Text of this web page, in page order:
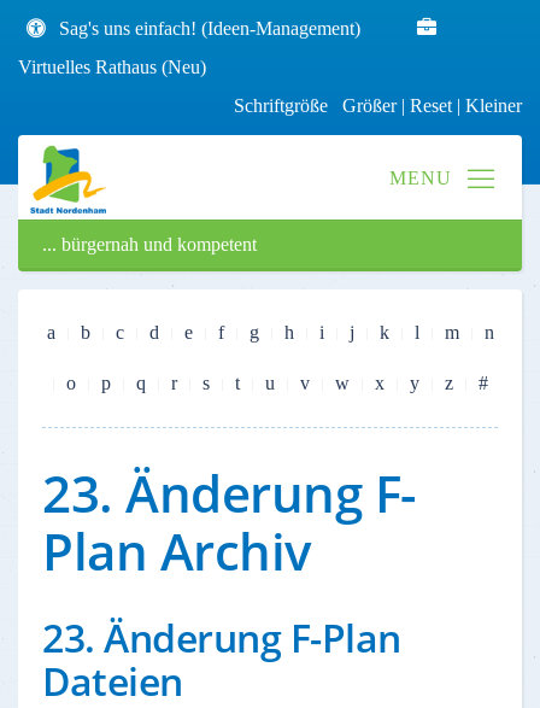
Sag's uns einfach! (Ideen-Management)
Virtuelles Rathaus (Neu)
Schriftgröße Größer| Reset | Kleiner
... bürgernah und kompetent
a b c d e f g h i j k l m n
o p q r s t u v w x y z #
23. Änderung F-
Plan Archiv
23. Änderung F-Plan
Dateien